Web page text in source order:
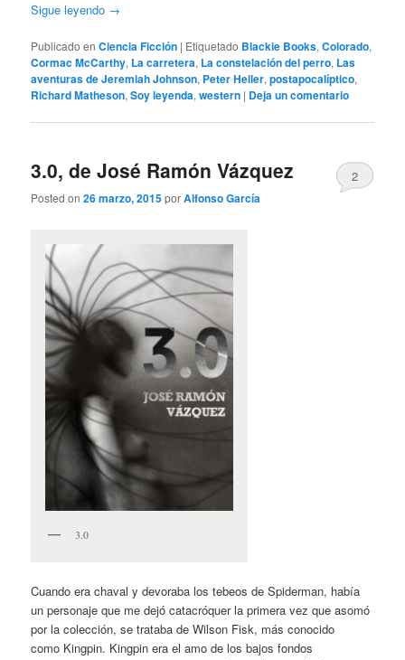
Sigue leyendo →
Publicado en Ciencia Ficción | Etiquetado Blackie Books,Colorado,
Cormac McCarthy, La carretera, La constelación del perro, Las
aventuras de Jeremiah Johnson, Peter Heller,postapocalíptico,
Richard Matheson,Soy leyenda,western | Deja un comentario
3.0, de José Ramón Vázquez
Posted on26 marzo, 2015porAlfonso García
2
3.0
Cuando era chaval y devoraba los tebeos de Spiderman, había
un personaje que me dejó catacróquer la primera vez que asomó
por la colección, se trataba de Wilson Fisk, más conocido
como Kingpin. Kingpin era el amo de los bajos fondos